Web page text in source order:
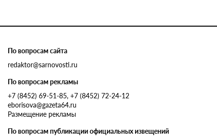
По вопросам сайта
redaktor@sarnovosti.ru
По вопросам рекламы
+7 (8452) 69-51-85, +7 (8452) 72-24-12
eborisova@gazeta64.ru
Размещение рекламы
По вопросам публикации официальных извещений